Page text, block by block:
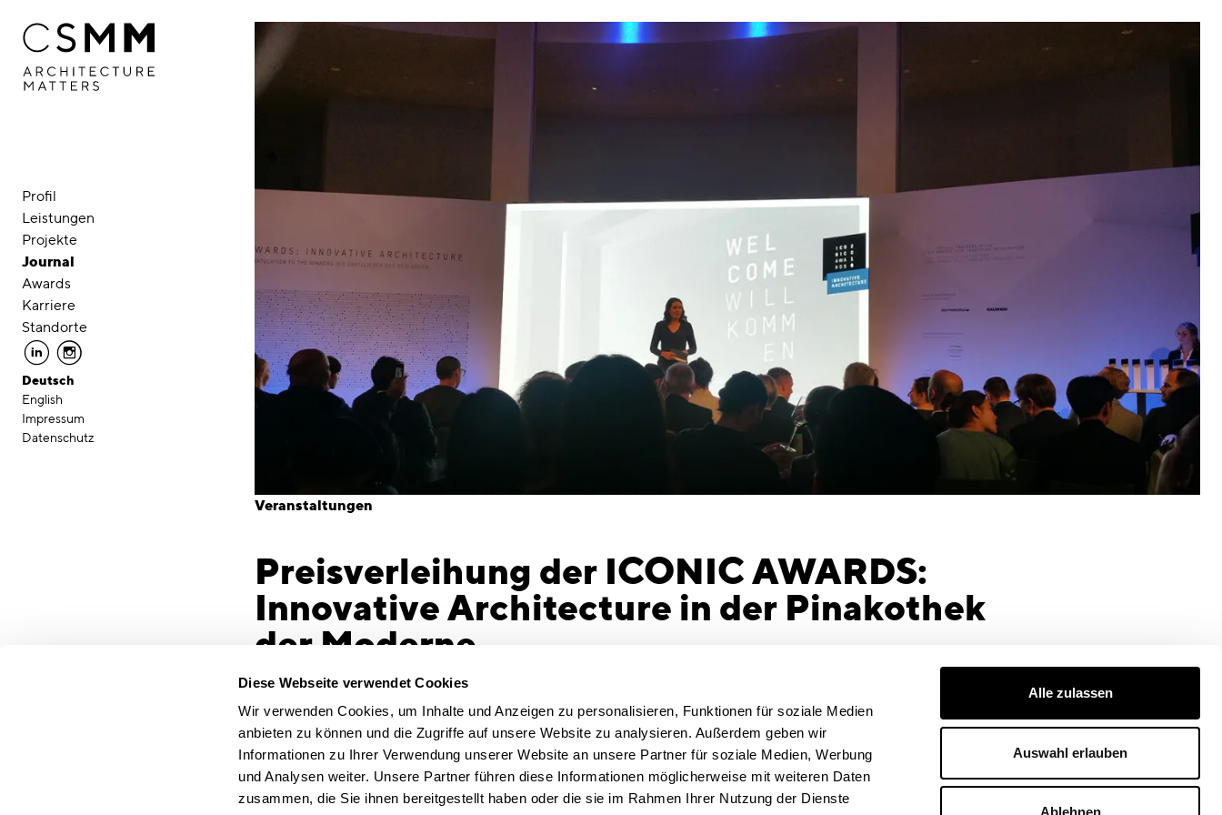
Diese Webseite verwendet Cookies
Wir verwenden Cookies, um Inhalte und Anzeigen zu personalisieren, Funktionen für soziale Medien
anbieten zu können und die Zugriffe auf unsere Website zu analysieren. Außerdem geben wir
Informationen zu Ihrer Verwendung unserer Website an unsere Partner für soziale Medien, Werbung
und Analysen weiter. Unsere Partner führen diese Informationen möglicherweise mit weiteren Daten
zusammen, die Sie ihnen bereitgestellt haben oder die sie im Rahmen Ihrer Nutzung der Dienste
Alle zulassen
Auswahl erlauben
Ablehnen
Profil
Leistungen
Projekte
Journal
Awards
Karriere
Standorte
linkedin instagram
Deutsch
English
Impressum
Datenschutz
Veranstaltungen
Preisverleihung der ICONIC AWARDS:
Innovative Architecture in der Pinakothek
der Moderne
für die Preisverleihung den perfekten Rahmen. In ihrer Begrüßung zog
die Direktorin des Museums, Dr. Angelika Nollert, die Parallelen
zwischen der ausgestellten Sammlung an Design und
Sekundärarchitektur zu den ausgezeichneten Projekten und Produkten.
Der Rat für Formgebung lobte den Preis zum ersten Mal vor sechs